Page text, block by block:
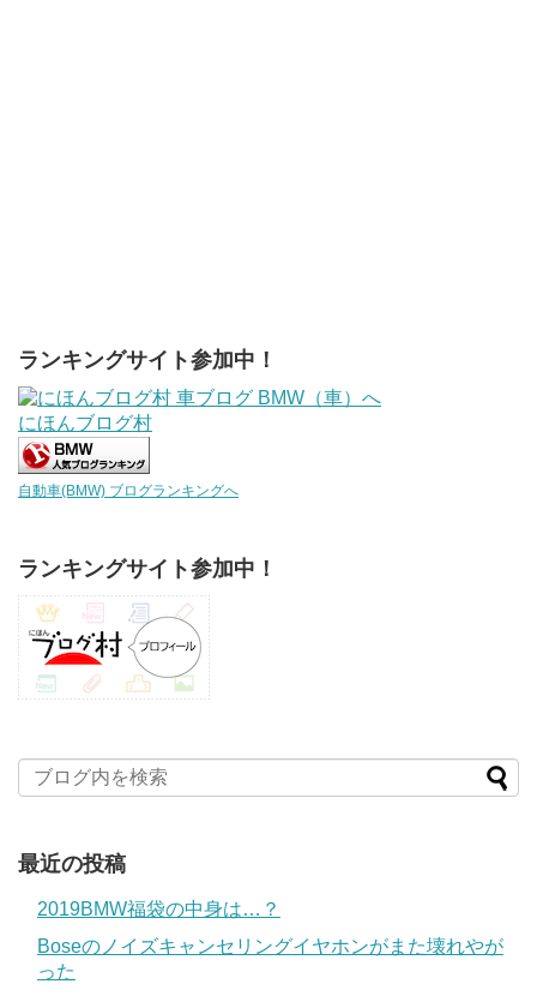
ランキングサイト参加中！
にほんブログ村
自動車(BMW) ブログランキングへ
ランキングサイト参加中！
最近の投稿
2019BMW福袋の中身は…？
Boseのノイズキャンセリングイヤホンがまた壊れやが
った